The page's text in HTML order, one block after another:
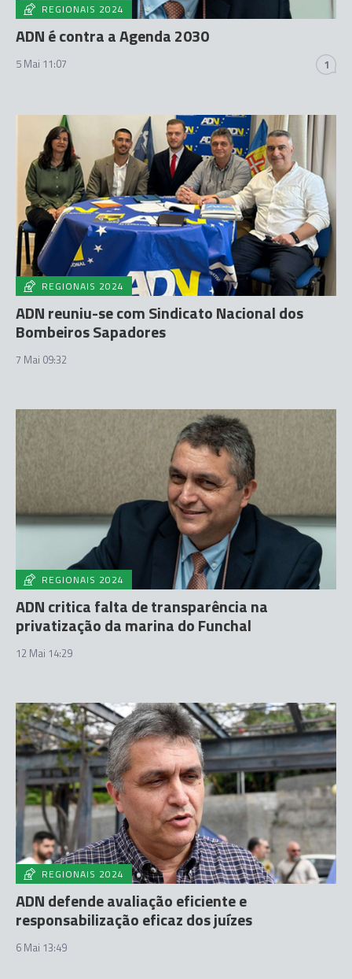
REGIONAIS 2024
ADN é contra a Agenda 2030
5 Mai 11:07 1
REGIONAIS 2024
ADN reuniu-se com Sindicato Nacional dos
Bombeiros Sapadores
7 Mai 09:32
REGIONAIS 2024
ADN critica falta de transparência na
privatização da marina do Funchal
12 Mai 14:29
REGIONAIS 2024
ADN defende avaliação eficiente e
responsabilização eficaz dos juízes
6 Mai 13:49